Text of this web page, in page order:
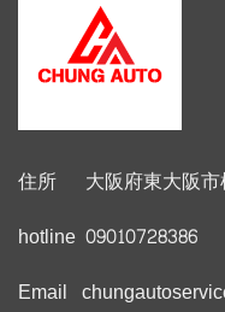
住所 大阪府東大阪市
hotline 09010728386
Email